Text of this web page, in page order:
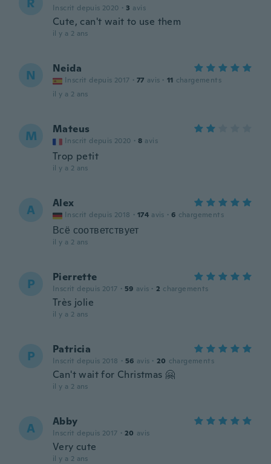
Inscrit depuis 2020 · 3 avis
Cute, can't wait to use them
il y a 2 ans
N Neida
Inscrit depuis 2017 · 77 avis · 11 chargements
il y a 2 ans
M Mateus
Inscrit depuis 2020 · 8 avis
Trop petit
il y a 2 ans
A Alex
Inscrit depuis 2018 · 174 avis · 6 chargements
Всё соответствует
il y a 2 ans
P Pierrette
Inscrit depuis 2017 · 59 avis · 2 chargements
Très jolie
il y a 2 ans
P Patricia
Inscrit depuis 2018 · 56 avis · 20 chargements
Can't wait for Christmas 🤗
il y a 2 ans
A Abby
Inscrit depuis 2017 · 20 avis
Very cute
il y a 2 ans